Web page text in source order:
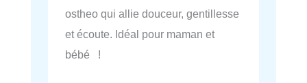
ostheo qui allie douceur, gentillesse
et écoute. Idéal pour maman et
bébé !